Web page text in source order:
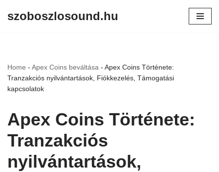
szoboszlosound.hu
Home - Apex Coins beváltása - Apex Coins Története:
Tranzakciós nyilvántartások, Fiókkezelés, Támogatási
kapcsolatok
Apex Coins Története:
Tranzakciós
nyilvántartások,